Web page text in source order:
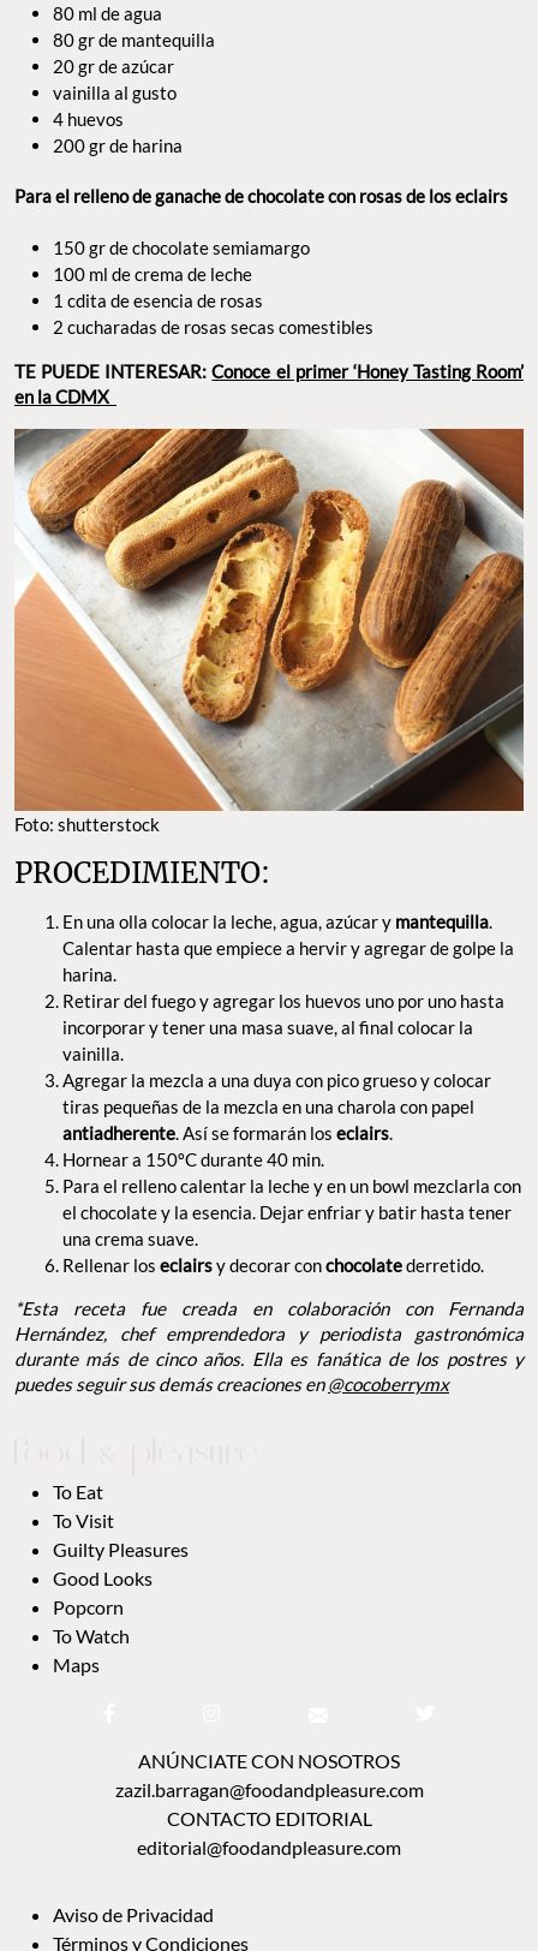
80 ml de agua
80 gr de mantequilla
20 gr de azúcar
vainilla al gusto
4 huevos
200 gr de harina
Para el relleno de ganache de chocolate con rosas de los eclairs
150 gr de chocolate semiamargo
100 ml de crema de leche
1 cdita de esencia de rosas
2 cucharadas de rosas secas comestibles
TE PUEDE INTERESAR:Conoce el primer ‘Honey Tasting Room’
en la CDMX
Foto: shutterstock
PROCEDIMIENTO:
En una olla colocar la leche, agua, azúcar y mantequilla.
Calentar hasta que empiece a hervir y agregar de golpe la
harina.
Retirar del fuego y agregar los huevos uno por uno hasta
incorporar y tener una masa suave, al final colocar la
vainilla.
Agregar la mezcla a una duya con pico grueso y colocar
tiras pequeñas de la mezcla en una charola con papel
antiadherente. Así se formarán los eclairs.
Hornear a 150ºC durante 40 min.
Para el relleno calentar la leche y en un bowl mezclarla con
el chocolate y la esencia. Dejar enfriar y batir hasta tener
una crema suave.
Rellenar los eclairsy decorar conchocolatederretido.
*Esta receta fue creada en colaboración con Fernanda
Hernández, chef emprendedora y periodista gastronómica
durante más de cinco años. Ella es fanática de los postres y
puedes seguir sus demás creaciones en@cocoberrymx
To Eat
To Visit
Guilty Pleasures
Good Looks
Popcorn
To Watch
Maps
ANÚNCIATE CON NOSOTROS
zazil.barragan@foodandpleasure.com
CONTACTO EDITORIAL
editorial@foodandpleasure.com
Aviso de Privacidad
Términos y Condiciones